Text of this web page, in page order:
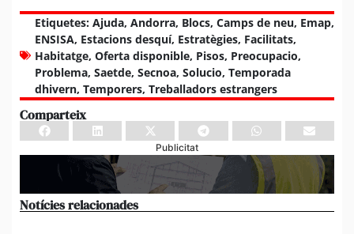
Etiquetes: Ajuda, Andorra, Blocs, Camps de neu, Emap,
ENSISA, Estacions desquí, Estratègies, Facilitats,
Habitatge, Oferta disponible, Pisos, Preocupacio,
Problema, Saetde, Secnoa, Solucio, Temporada
dhivern, Temporers, Treballadors estrangers
Comparteix
Publicitat
Notícies relacionades